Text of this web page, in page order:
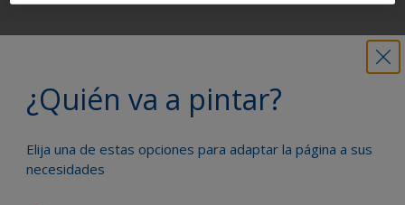
¿Quién va a pintar?
Elija una de estas opciones para adaptar la página a sus
necesidades
Obtenga toda la ayuda necesaria para
Benefíciese de nuestra continua